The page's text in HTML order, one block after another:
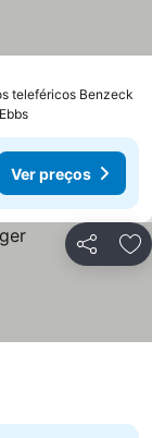
teleféricos Benzeck
Ver preços
Partilhar